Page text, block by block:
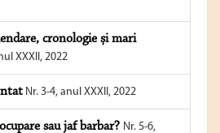
cronologie și mari
XXXII, 2022
Nr. 3-4, anul XXXII, 2022
sau jaf barbar? Nr. 5-6,